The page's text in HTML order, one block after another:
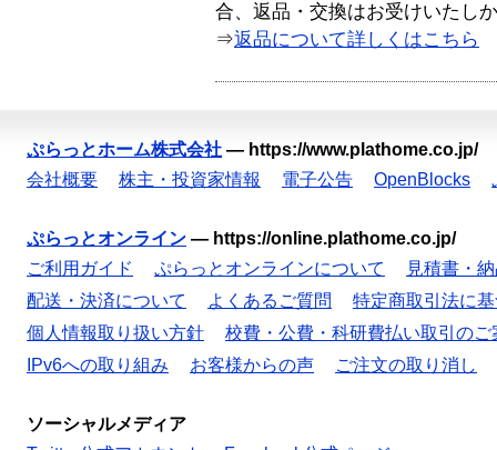
合、返品・交換はお受けいたし
⇒返品について詳しくはこちら
ぷらっとホーム株式会社 — https://www.plathome.co.jp/
会社概要
株主・投資家情報 電子公告 OpenBlocks
ぷらっとオンライン — https://online.plathome.co.jp/
ご利用ガイド
ぷらっとオンラインについて
見積書・
配送・決済について
よくあるご質問
特定商取引法に
個人情報取り扱い方針
校費・公費・科研費払い取引のご
IPv6への取り組み
お客様からの声 ご注文の取り消し
ソーシャルメディア